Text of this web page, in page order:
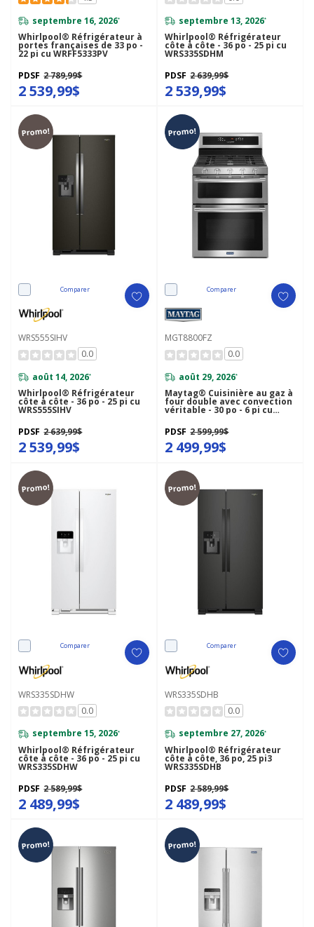
septembre 16, 2026*
Whirlpool® Réfrigérateur à
portes françaises de 33 po -
22 pi cu WRFF5333PV
PDSF 2 789,99$
2 539,99$
septembre 13, 2026*
Whirlpool® Réfrigérateur
côte à côte - 36 po - 25 pi cu
WRS335SDHM
PDSF 2 639,99$
2 539,99$
Promo!
Comparer
WRS555SIHV
0.0
août 14, 2026*
Whirlpool® Réfrigérateur
côte à côte - 36 po - 25 pi cu
WRS555SIHV
PDSF 2 639,99$
2 539,99$
Promo!
Comparer
MGT8800FZ
0.0
août 29, 2026*
Maytag® Cuisinière au gaz à
four double avec convection
véritable - 30 po - 6 pi cu
PDSF 2 599,99$
2 499,99$
Promo!
Comparer
WRS335SDHW
0.0
septembre 15, 2026*
Whirlpool® Réfrigérateur
côte à côte - 36 po - 25 pi cu
WRS335SDHW
PDSF 2 589,99$
2 489,99$
Promo!
Comparer
WRS335SDHB
0.0
septembre 27, 2026*
Whirlpool® Réfrigérateur
côte à côte, 36 po, 25 pi3
WRS335SDHB
PDSF 2 589,99$
2 489,99$
Promo! Promo!